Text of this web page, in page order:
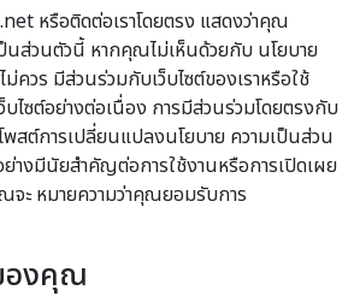
หรือติดต่อเราโดยตรง แสดงว่าคุณ
นส่วนตัวนี้ หากคุณไม่เห็นด้วยกับ นโยบาย
วร มีส่วนร่วมกับเว็บไซต์ของเราหรือใช้
บไซต์อย่างต่อเนื่อง การมีส่วนร่วมโดยตรงกับ
พสต์การเปลี่ยนแปลงนโยบาย ความเป็นส่วน
างมีนัยสำคัญต่อการใช้งานหรือการเปิดเผย
ะ หมายความว่าคุณยอมรับการ
องคุณ